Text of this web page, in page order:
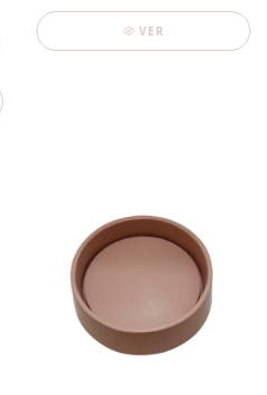
VER